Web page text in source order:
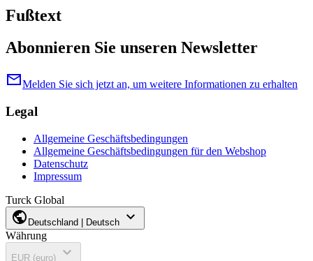
Fußtext
Abonnieren Sie unseren Newsletter
mailMelden Sie sich jetzt an, um weitere Informationen zu erhalten
Legal
Allgemeine Geschäftsbedingungen
Allgemeine Geschäftsbedingungen für den Webshop
Datenschutz
Impressum
Turck Global
public Deutschland | Deutsch expand_more
Währung
EUR (euro)
expand_more